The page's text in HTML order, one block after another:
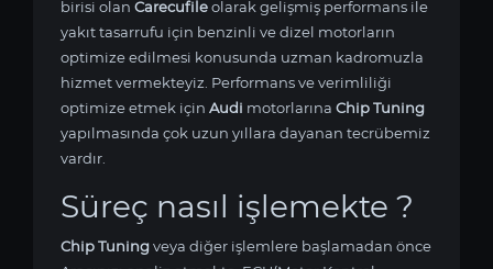
birisi olan Carecufileolarak gelişmiş performans ile
yakıt tasarrufu için benzinli ve dizel motorların
optimize edilmesi konusunda uzman kadromuzla
hizmet vermekteyiz. Performans ve verimliliği
optimize etmek için Audi motorlarına Chip Tuning
yapılmasında çok uzun yıllara dayanan tecrübemiz
vardır.
Süreç nasıl işlemekte ?
Chip Tuningveya diğer işlemlere başlamadan önce